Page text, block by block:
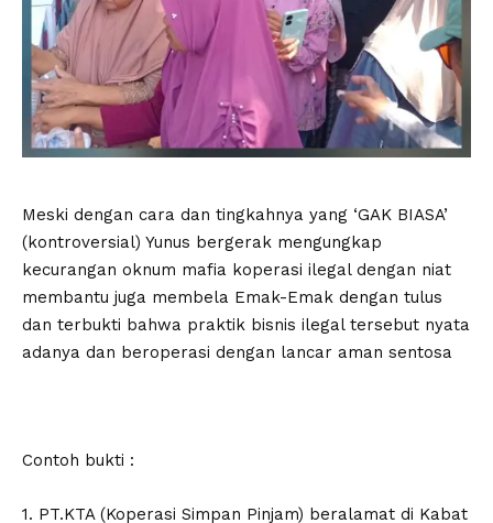
Meski dengan cara dan tingkahnya yang ‘GAK BIASA’
(kontroversial) Yunus bergerak mengungkap
kecurangan oknum mafia koperasi ilegal dengan niat
membantu juga membela Emak-Emak dengan tulus
dan terbukti bahwa praktik bisnis ilegal tersebut nyata
adanya dan beroperasi dengan lancar aman sentosa
Contoh bukti :
1. PT.KTA (Koperasi Simpan Pinjam) beralamat di Kabat